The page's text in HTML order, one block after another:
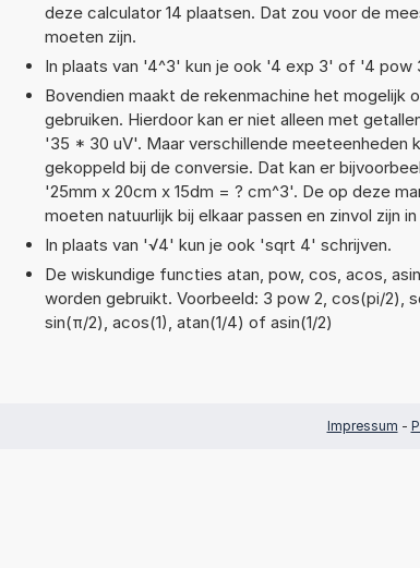
deze calculator 14 plaatsen. Dat zou voor de
moeten zijn.
In plaats van '4^3' kun je ook '4 exp 3' of '4 pow
Bovendien maakt de rekenmachine het mogelijk
gebruiken. Hierdoor kan er niet alleen met
'35 * 30 uV'. Maar verschillende meeteenheden
gekoppeld bij de conversie. Dat kan er
'25mm x 20cm x 15dm = ? cm^3'. De op deze
moeten natuurlijk bij elkaar passen en zinvol zijn
In plaats van '√4' kun je ook 'sqrt 4' schrijven.
De wiskundige functies atan, pow, cos, acos,
worden gebruikt. Voorbeeld: 3 pow 2, cos(pi/2),
sin(π/2), acos(1), atan(1/4) of asin(1/2)
Impressum -